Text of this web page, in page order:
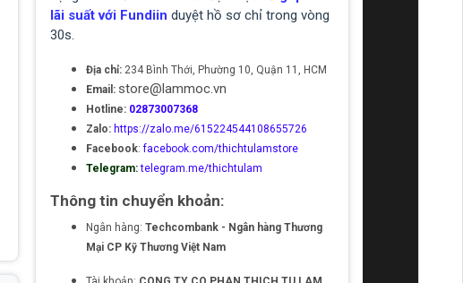
lãi suất với Fundiin duyệt hồ sơ chỉ trong vòng
30s.
Địa chỉ: 234 Bình Thới, Phường 10, Quận 11, HCM
Email: store@lammoc.vn
Hotline: 02873007368
Zalo: https://zalo.me/615224544108655726
Facebook:facebook.com/thichtulamstore
Telegram: telegram.me/thichtulam
Thông tin chuyển khoản:
Ngân hàng: Techcombank - Ngân hàng Thương
Mại CP Kỹ Thương Việt Nam